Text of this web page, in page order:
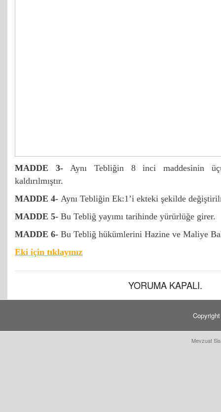
MADDE 3-Aynı Tebliğin 8 inci maddesinin
kaldırılmıştır.
MADDE 4- Aynı Tebliğin Ek:1’i ekteki şekilde
MADDE 5- Bu Tebliğ yayımı tarihinde yürürlüğe girer.
MADDE 6- Bu Tebliğ hükümlerini Hazine ve Maliye
Eki için tıklayınız
YORUMA KAPALI.
Mevzuat